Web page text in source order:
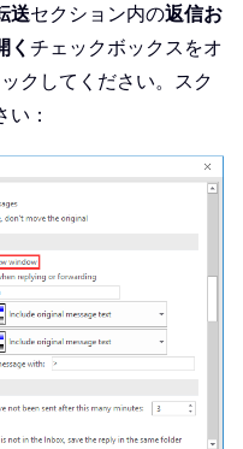
送セクション内の返信お
く チェックボックスをオ
クしてください。スク
：